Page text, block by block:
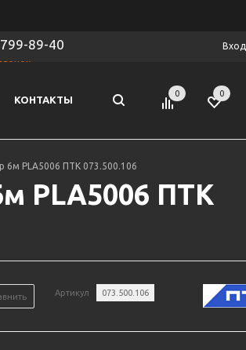
89-40 Вход
КОНТАКТЫ
0 0
6м PLA5006 ПТК 073.500.106
PLA5006 ПТК
Артикул 073.500.106